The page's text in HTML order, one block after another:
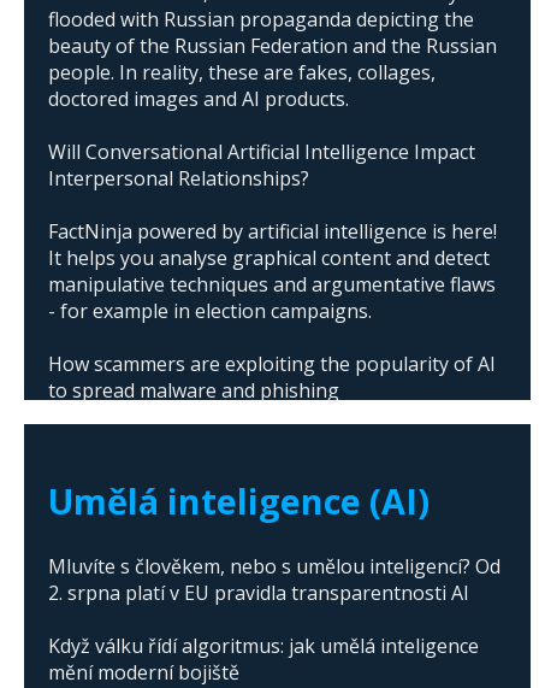
flooded with Russian propaganda depicting the
beauty of the Russian Federation and the Russian
people. In reality, these are fakes, collages,
doctored images and AI products.
Will Conversational Artificial Intelligence Impact
Interpersonal Relationships?
FactNinja powered by artificial intelligence is here!
It helps you analyse graphical content and detect
manipulative techniques and argumentative flaws
- for example in election campaigns.
How scammers are exploiting the popularity of AI
to spread malware and phishing
Umělá inteligence (AI)
Mluvíte s člověkem, nebo s umělou inteligencí? Od
2. srpna platí v EU pravidla transparentnosti AI
Když válku řídí algoritmus: jak umělá inteligence
mění moderní bojiště